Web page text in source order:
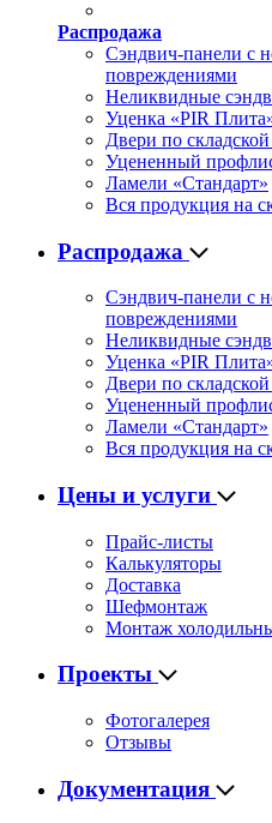
Распродажа
Сэндвич-панели с
повреждениями
Неликвидные
Уценка «PIR
Двери по
Уцененный
Ламели «Стандарт»
Вся продукция на
Распродажа
Сэндвич-панели с
повреждениями
Неликвидные
Уценка «PIR
Двери по
Уцененный
Ламели «Стандарт»
Вся продукция на
Цены и услуги
Прайс-листы
Калькуляторы
Доставка
Шефмонтаж
Монтаж
Проекты
Фотогалерея
Отзывы
Документация